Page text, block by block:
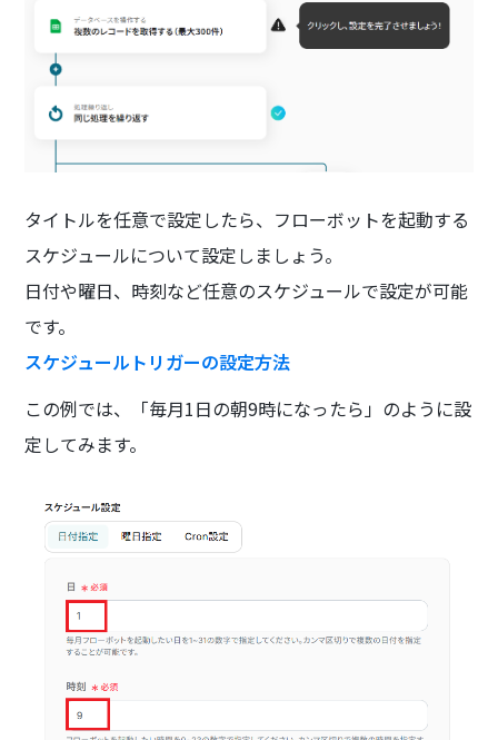
タイトルを任意で設定したら、フローボットを起動する
スケジュールについて設定しましょう。
日付や曜日、時刻など任意のスケジュールで設定が可能
です。
スケジュールトリガーの設定方法
この例では、「毎月1日の朝9時になったら」のように設
定してみます。